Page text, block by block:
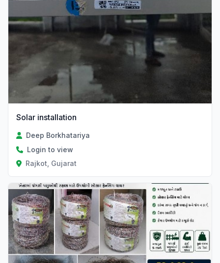
Solar installation
Deep Borkhatariya
Login to view
Rajkot, Gujarat